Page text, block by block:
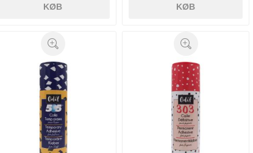
KØB KØB